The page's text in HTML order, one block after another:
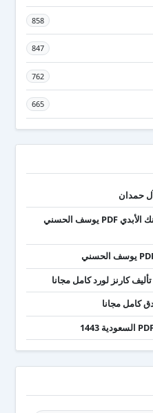
858
847
762
665
تحميل كتاب عقدك النفسية سجنك الأبدي PDF يوسف الحسني